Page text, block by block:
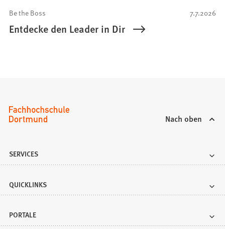
7.7.2026
Be the Boss
Entdecke den Leader in Dir
Nach oben
SERVICES
QUICKLINKS
PORTALE